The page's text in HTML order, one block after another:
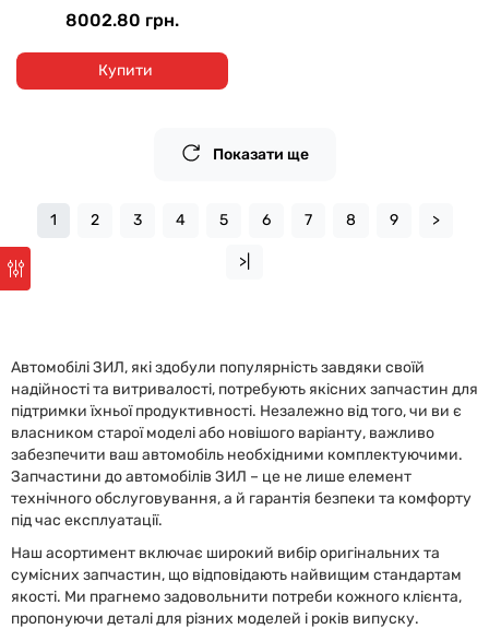
8002.80 грн.
Купити
Показати ще
1 2 3 4 5 6 7 8 9 >
>|
Автомобілі ЗИЛ, які здобули популярність завдяки своїй
надійності та витривалості, потребують якісних запчастин для
підтримки їхньої продуктивності. Незалежно від того, чи ви є
власником старої моделі або новішого варіанту, важливо
забезпечити ваш автомобіль необхідними комплектуючими.
Запчастини до автомобілів ЗИЛ – це не лише елемент
технічного обслуговування, а й гарантія безпеки та комфорту
під час експлуатації.
Наш асортимент включає широкий вибір оригінальних та
сумісних запчастин, що відповідають найвищим стандартам
якості. Ми прагнемо задовольнити потреби кожного клієнта,
пропонуючи деталі для різних моделей і років випуску.